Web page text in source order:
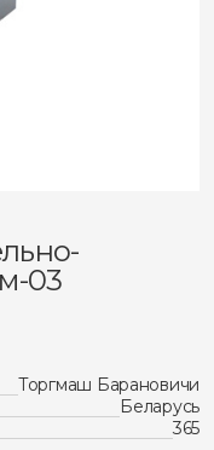
03
Торгмаш Барановичи
Беларусь
365